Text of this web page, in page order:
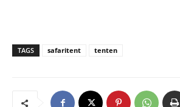
TAGS safaritent tenten